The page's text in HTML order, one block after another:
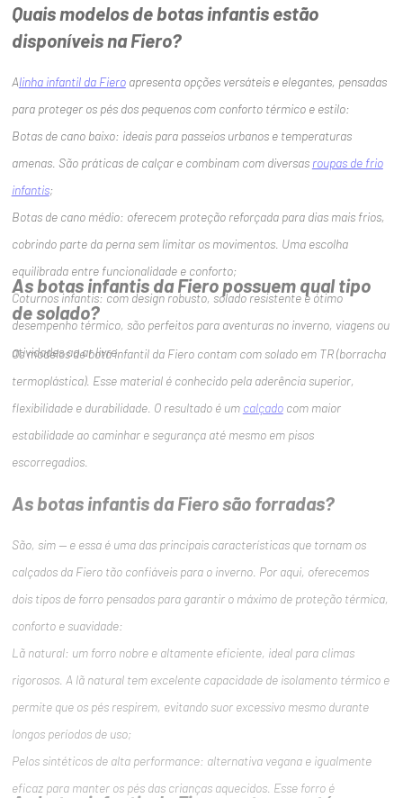
Quais modelos de botas infantis estão
disponíveis na Fiero?
Alinha infantil da Fieroapresenta opções versáteis e elegantes, pensadas
para proteger os pés dos pequenos com conforto térmico e estilo:
Botas de cano baixo: ideais para passeios urbanos e temperaturas
amenas. São práticas de calçar e combinam com diversas roupas de frio
infantis;
Botas de cano médio: oferecem proteção reforçada para dias mais frios,
cobrindo parte da perna sem limitar os movimentos. Uma escolha
equilibrada entre funcionalidade e conforto;
Coturnos infantis: com design robusto, solado resistente e ótimo
desempenho térmico, são perfeitos para aventuras no inverno, viagens ou
atividades ao ar livre.
As botas infantis da Fiero possuem qual tipo
de solado?
Os modelos de bota infantil da Fiero contam com solado em TR (borracha
termoplástica). Esse material é conhecido pela aderência superior,
flexibilidade e durabilidade. O resultado é um calçadocom maior
estabilidade ao caminhar e segurança até mesmo em pisos
escorregadios.
As botas infantis da Fiero são forradas?
São, sim — e essa é uma das principais características que tornam os
calçados da Fiero tão confiáveis para o inverno. Por aqui, oferecemos
dois tipos de forro pensados para garantir o máximo de proteção térmica,
conforto e suavidade:
Lã natural: um forro nobre e altamente eficiente, ideal para climas
rigorosos. A lã natural tem excelente capacidade de isolamento térmico e
permite que os pés respirem, evitando suor excessivo mesmo durante
longos períodos de uso;
Pelos sintéticos de alta performance: alternativa vegana e igualmente
eficaz para manter os pés das crianças aquecidos. Esse forro é